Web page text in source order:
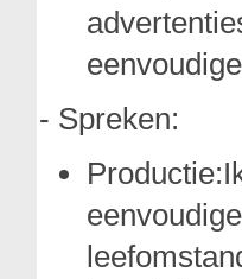
- Spreken: